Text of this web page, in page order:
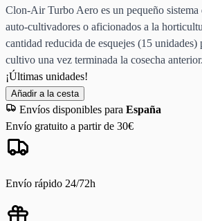
Clon-Air Turbo Aero es un pequeño sistema
auto-cultivadores o aficionados a la
cantidad reducida de esquejes (15 unidades)
cultivo una vez terminada la cosecha anterior.
¡Últimas unidades!
Añadir a la cesta
Envíos disponibles para España
Envío gratuito a partir de 30€
Envío rápido 24/72h